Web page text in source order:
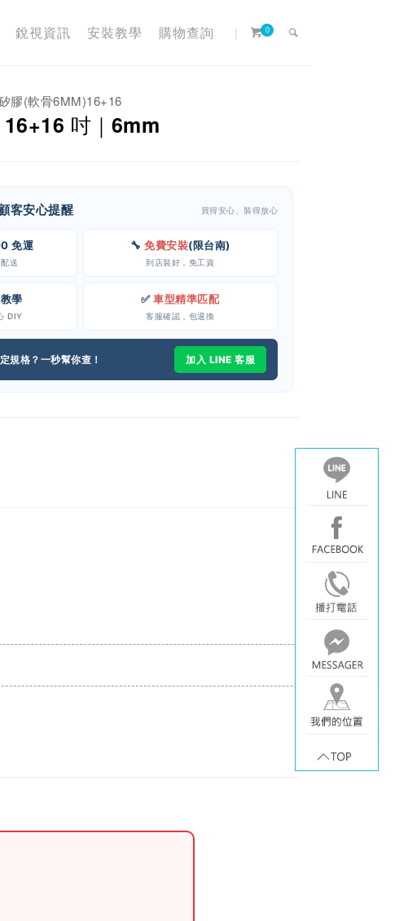
| 0
銳視資訊 安裝教學 購物查詢
膠(軟骨6MM)16+16
吋｜6mm
客安心提醒 買得安心、裝得放心
免運
送
🔧 免費安裝(限台南)
到店裝好，免工資
學
DIY
✅車型精準匹配
客服確認，包退換
規格？一秒幫你查！ 加入 LINE 客服